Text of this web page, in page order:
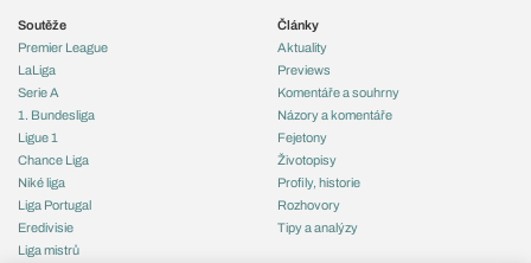
Soutěže
Premier League
LaLiga
Serie A
1. Bundesliga
Ligue 1
Chance Liga
Niké liga
Liga Portugal
Eredivisie
Liga mistrů
Články
Aktuality
Previews
Komentáře a souhrny
Názory a komentáře
Fejetony
Životopisy
Profily, historie
Rozhovory
Tipy a analýzy